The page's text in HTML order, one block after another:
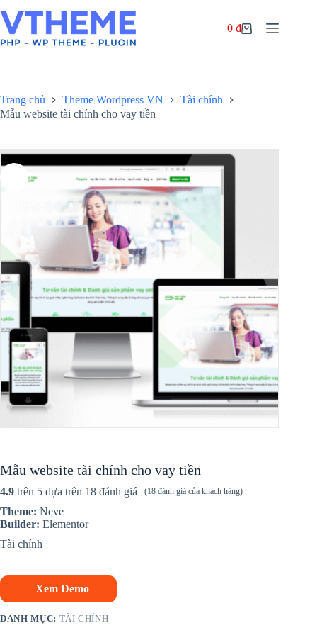
đến
phần
nội
dung
Giỏ
0₫
Trang chủ Theme Wordpress VN
Tài chính
Mẫu website tài chính cho vay tiền
Mẫu website tài chính cho vay tiền
4.9 trên 5 dựa trên 18 đánh giá (18 đánh giá của khách hàng)
Theme: Neve
Builder: Elementor
Tài chính
Xem Demo
DANH MỤC: TÀI CHÍNH